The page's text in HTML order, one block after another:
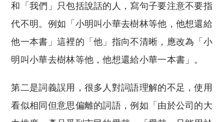
和「我們」只包括說話的人，寫句子要注意不要指
代不明。例如「小明叫小華去樹林等他，他想還給
他一本書」這裡的「他」指向不清晰，應改為「小
明叫小華去樹林等他，他想還給小華一本書」。
第二是詞義誤用，很多人對詞語理解的不足，使用
看似相同但意思偏離的詞語，例如「由於公司的大